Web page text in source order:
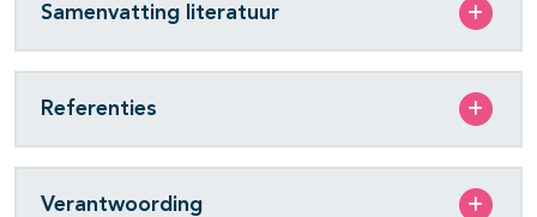
Samenvatting literatuur
Referenties
Verantwoording